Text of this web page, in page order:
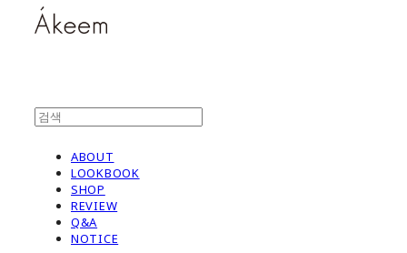
ABOUT
LOOKBOOK
SHOP
REVIEW
Q&A
NOTICE